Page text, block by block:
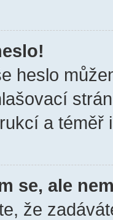
heslo
a téměř
se, ale
že